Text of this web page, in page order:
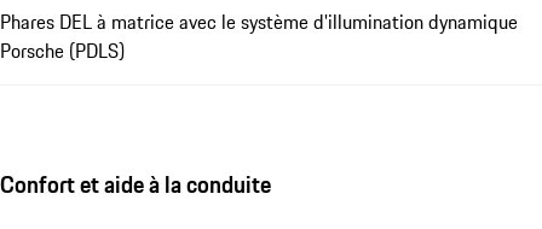
Phares DEL à matrice avec le système d'illumination dynamique
Porsche (PDLS)
Confort et aide à la conduite